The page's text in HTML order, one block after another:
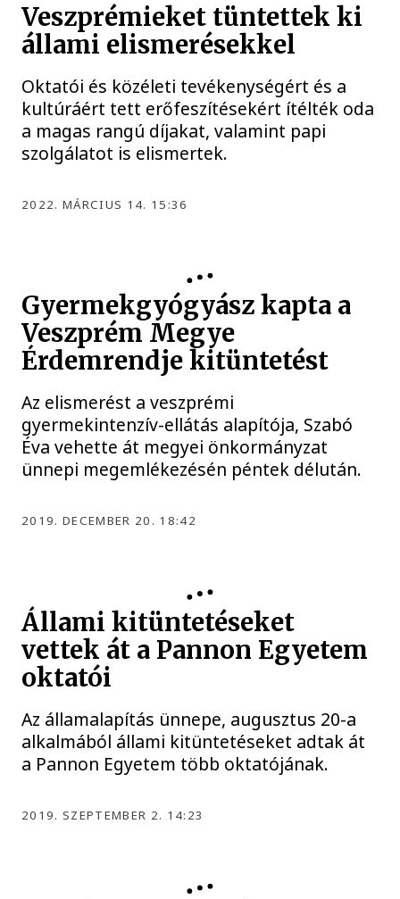
Veszprémieket tüntettek ki
állami elismerésekkel
Oktatói és közéleti tevékenységért és a
kultúráért tett erőfeszítésekért ítélték oda
a magas rangú díjakat, valamint papi
szolgálatot is elismertek.
2022. MÁRCIUS 14. 15:36
Gyermekgyógyász kapta a
Veszprém Megye
Érdemrendje kitüntetést
Az elismerést a veszprémi
gyermekintenzív-ellátás alapítója, Szabó
Éva vehette át megyei önkormányzat
ünnepi megemlékezésén péntek délután.
2019. DECEMBER 20. 18:42
Állami kitüntetéseket
vettek át a Pannon Egyetem
oktatói
Az államalapítás ünnepe, augusztus 20-a
alkalmából állami kitüntetéseket adtak át
a Pannon Egyetem több oktatójának.
2019. SZEPTEMBER 2. 14:23